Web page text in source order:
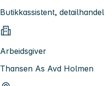
Butikkassistent, detailhandel
Arbeidsgiver
Thansen As Avd Holmen